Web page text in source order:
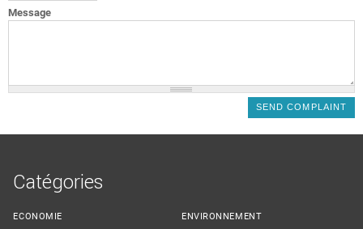
Message
Catégories
ECONOMIE
ENVIRONNEMENT